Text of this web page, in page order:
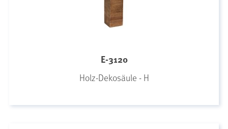
E-3120
Holz-Dekosäule - H